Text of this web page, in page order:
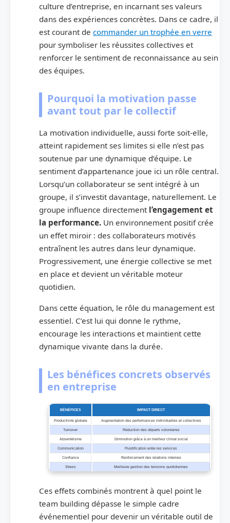
culture d’entreprise, en incarnant ses valeurs
dans des expériences concrètes. Dans ce cadre, il
est courant de commander un trophée en verre
pour symboliser les réussites collectives et
renforcer le sentiment de reconnaissance au sein
des équipes.
Pourquoi la motivation passe
avant tout par le collectif
La motivation individuelle, aussi forte soit-elle,
atteint rapidement ses limites si elle n’est pas
soutenue par une dynamique d’équipe. Le
sentiment d’appartenance joue ici un rôle central.
Lorsqu’un collaborateur se sent intégré à un
groupe, il s’investit davantage, naturellement. Le
groupe influence directement l’engagement et
la performance. Un environnement positif crée
un effet miroir : des collaborateurs motivés
entraînent les autres dans leur dynamique.
Progressivement, une énergie collective se met
en place et devient un véritable moteur
quotidien.
Dans cette équation, le rôle du management est
essentiel. C’est lui qui donne le rythme,
encourage les interactions et maintient cette
dynamique vivante dans la durée.
Les bénéfices concrets observés
en entreprise
BÉNÉFICES IMPACT DIRECT
Productivité globale Augmentation des performances individuelles et collectives
Turnover Réduction des départs volontaires
Absentéisme Diminution grâce à un meilleur climat social
Communication Fluidification entre les services
Confiance Renforcement des relations internes
Stress Meilleure gestion des tensions quotidiennes
Ces effets combinés montrent à quel point le
team building dépasse le simple cadre
événementiel pour devenir un véritable outil de